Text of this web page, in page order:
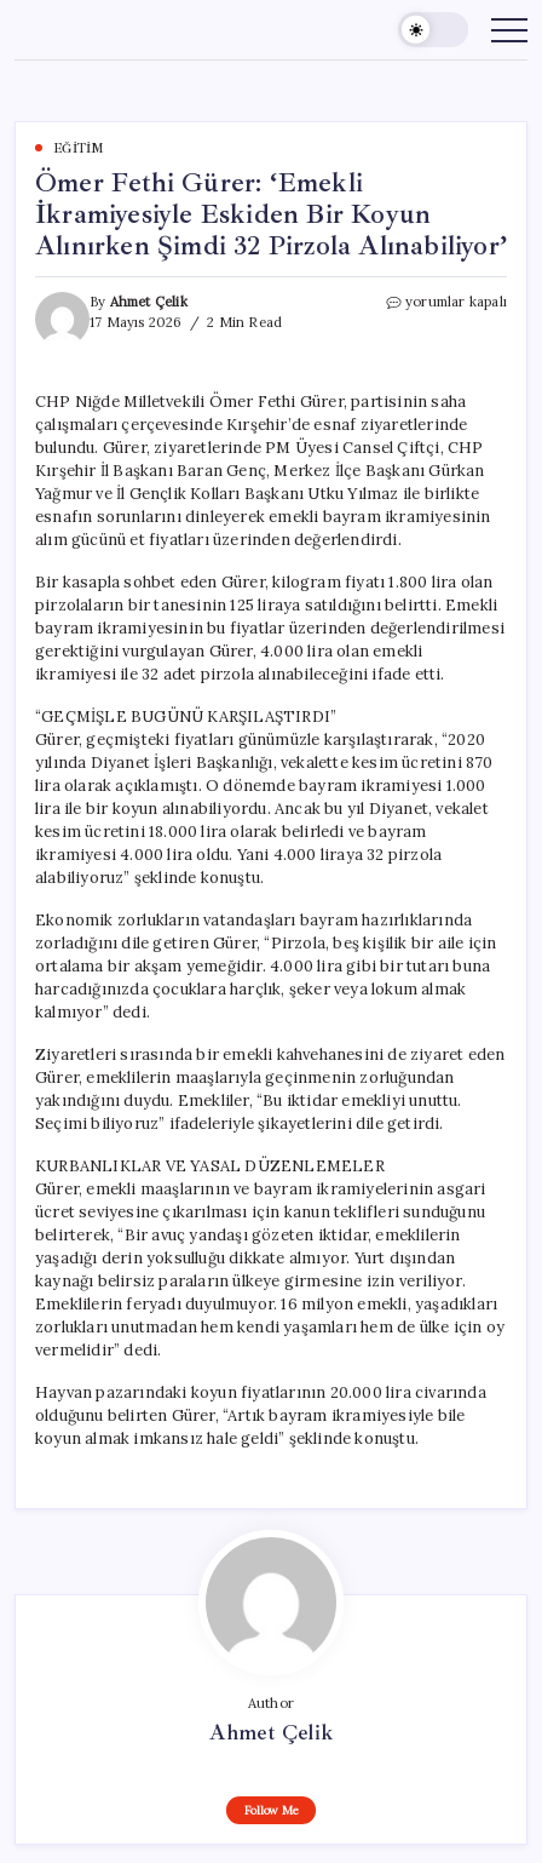
content
EĞITIM
Ömer Fethi Gürer: ‘Emekli
İkramiyesiyle Eskiden Bir Koyun
Alınırken Şimdi 32 Pirzola Alınabiliyor’
By Ahmet Çelik
17 Mayıs 2026
2 Min Read
Ömer
Eskiden
Bir
Koyun
Alınırken
Şimdi
Pirzola
yorumlar kapalı
CHP Niğde Milletvekili Ömer Fethi Gürer, partisinin saha
çalışmaları çerçevesinde Kırşehir’de esnaf ziyaretlerinde
bulundu. Gürer, ziyaretlerinde PM Üyesi Cansel Çiftçi, CHP
Kırşehir İl Başkanı Baran Genç, Merkez İlçe Başkanı Gürkan
Yağmur ve İl Gençlik Kolları Başkanı Utku Yılmaz ile birlikte
esnafın sorunlarını dinleyerek emekli bayram ikramiyesinin
alım gücünü et fiyatları üzerinden değerlendirdi.
Bir kasapla sohbet eden Gürer, kilogram fiyatı 1.800 lira olan
pirzolaların bir tanesinin 125 liraya satıldığını belirtti. Emekli
bayram ikramiyesinin bu fiyatlar üzerinden değerlendirilmesi
gerektiğini vurgulayan Gürer, 4.000 lira olan emekli
ikramiyesi ile 32 adet pirzola alınabileceğini ifade etti.
“GEÇMİŞLE BUGÜNÜ KARŞILAŞTIRDI”
Gürer, geçmişteki fiyatları günümüzle karşılaştırarak, “2020
yılında Diyanet İşleri Başkanlığı, vekalette kesim ücretini 870
lira olarak açıklamıştı. O dönemde bayram ikramiyesi 1.000
lira ile bir koyun alınabiliyordu. Ancak bu yıl Diyanet, vekalet
kesim ücretini 18.000 lira olarak belirledi ve bayram
ikramiyesi 4.000 lira oldu. Yani 4.000 liraya 32 pirzola
alabiliyoruz” şeklinde konuştu.
Ekonomik zorlukların vatandaşları bayram hazırlıklarında
zorladığını dile getiren Gürer, “Pirzola, beş kişilik bir aile için
ortalama bir akşam yemeğidir. 4.000 lira gibi bir tutarı buna
harcadığınızda çocuklara harçlık, şeker veya lokum almak
kalmıyor” dedi.
Ziyaretleri sırasında bir emekli kahvehanesini de ziyaret eden
Gürer, emeklilerin maaşlarıyla geçinmenin zorluğundan
yakındığını duydu. Emekliler, “Bu iktidar emekliyi unuttu.
Seçimi biliyoruz” ifadeleriyle şikayetlerini dile getirdi.
KURBANLIKLAR VE YASAL DÜZENLEMELER
Gürer, emekli maaşlarının ve bayram ikramiyelerinin asgari
ücret seviyesine çıkarılması için kanun teklifleri sunduğunu
belirterek, “Bir avuç yandaşı gözeten iktidar, emeklilerin
yaşadığı derin yoksulluğu dikkate almıyor. Yurt dışından
kaynağı belirsiz paraların ülkeye girmesine izin veriliyor.
Emeklilerin feryadı duyulmuyor. 16 milyon emekli, yaşadıkları
zorlukları unutmadan hem kendi yaşamları hem de ülke için oy
vermelidir” dedi.
Hayvan pazarındaki koyun fiyatlarının 20.000 lira civarında
olduğunu belirten Gürer, “Artık bayram ikramiyesiyle bile
koyun almak imkansız hale geldi” şeklinde konuştu.
Author
Ahmet Çelik
Follow Me